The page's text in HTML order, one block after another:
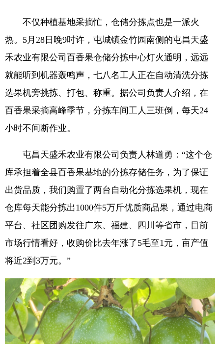
不仅种植基地采摘忙，仓储分拣点也是一派火
热。5月28日晚9时许，屯城镇金竹园南侧的屯昌天盛
禾农业有限公司百香果仓储分拣中心灯火通明，远远
就能听到机器轰鸣声，七八名工人正在自动清洗分拣
选果机旁挑拣、打包、称重。据公司负责人介绍，在
百香果采摘高峰季节，分拣车间工人三班倒，每天24
小时不间断作业。
屯昌天盛禾农业有限公司负责人林道勇：“这个仓
库承担着全县百香果基地的分拣存储任务，为了保证
出货品质，我们购置了两台自动化分拣选果机，现在
仓库每天能分拣出1000件5万斤优质商品果，通过电商
平台、社区团购发往广东、福建、四川等省市，目前
市场行情看好，收购价比去年涨了5毛至1元，亩产值
将近2到3万元。”